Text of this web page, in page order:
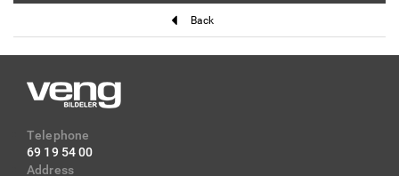
Back
Telephone
69 19 54 00
Address